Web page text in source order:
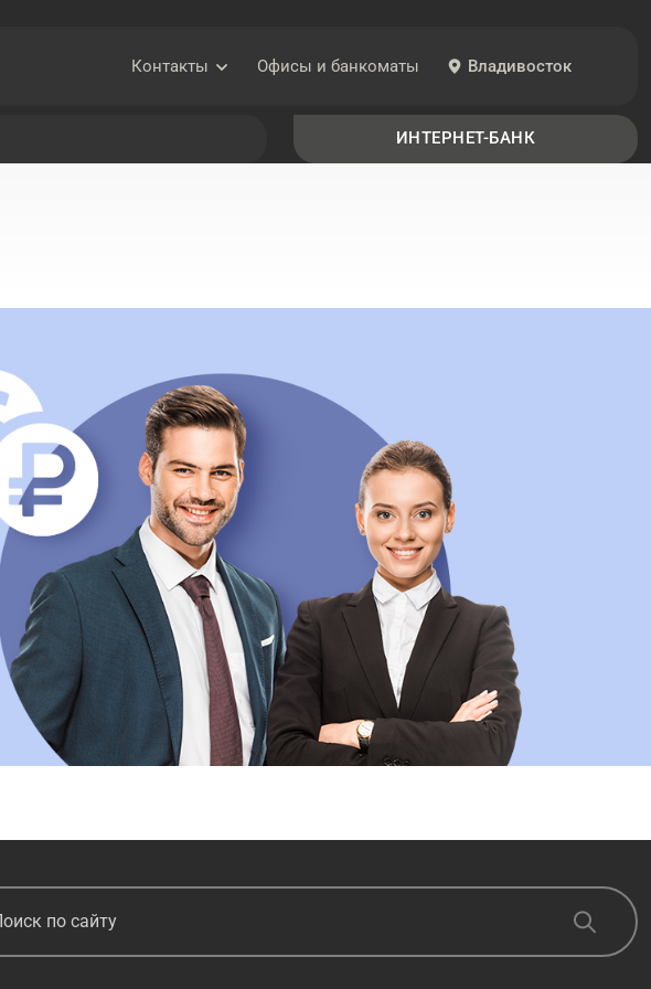
Контакты Офисы и банкоматы
8 (800) 200-20-86
Связь с Банком
Владивосток
ИНТЕРНЕТ-БАНК